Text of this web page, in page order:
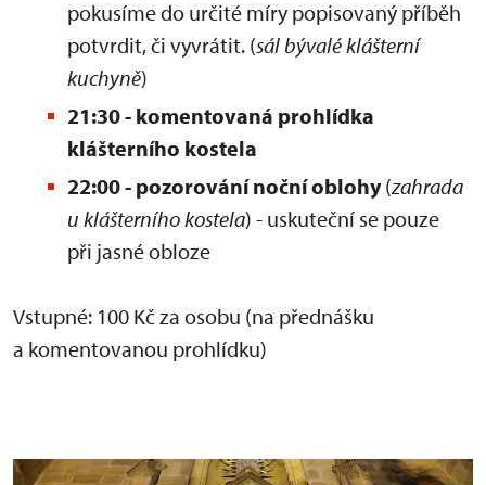
pokusíme do určité míry popisovaný příběh
potvrdit, či vyvrátit. (sál bývalé klášterní
kuchyně)
21:30 - komentovaná prohlídka
klášterního kostela
22:00 - pozorování noční oblohy(zahrada
u klášterního kostela) - uskuteční se pouze
při jasné obloze
Vstupné: 100 Kč za osobu (na přednášku
a komentovanou prohlídku)